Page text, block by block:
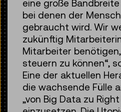
eine große
bei denen der
gebraucht wird. Wir
zukünftig
Mitarbeiter
steuern zu können“,
Eine der aktuellen
die wachsende Fülle
„von Big Data zu